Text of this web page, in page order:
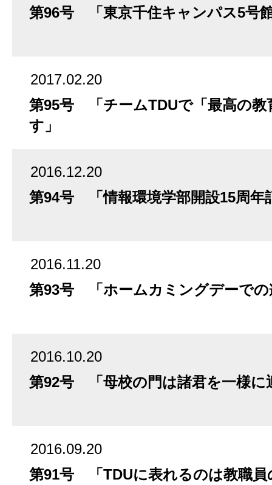
第96号 「東京千住キャンパス5号
2017.02.20
第95号 「チームTDUで「最高の教
す」
2016.12.20
第94号 「情報環境学部開設15周年
2016.11.20
第93号 「ホームカミングデーでの
2016.10.20
第92号 「母校の門は諸君を一様に
2016.09.20
第91号 「TDUに表れるのは教職員